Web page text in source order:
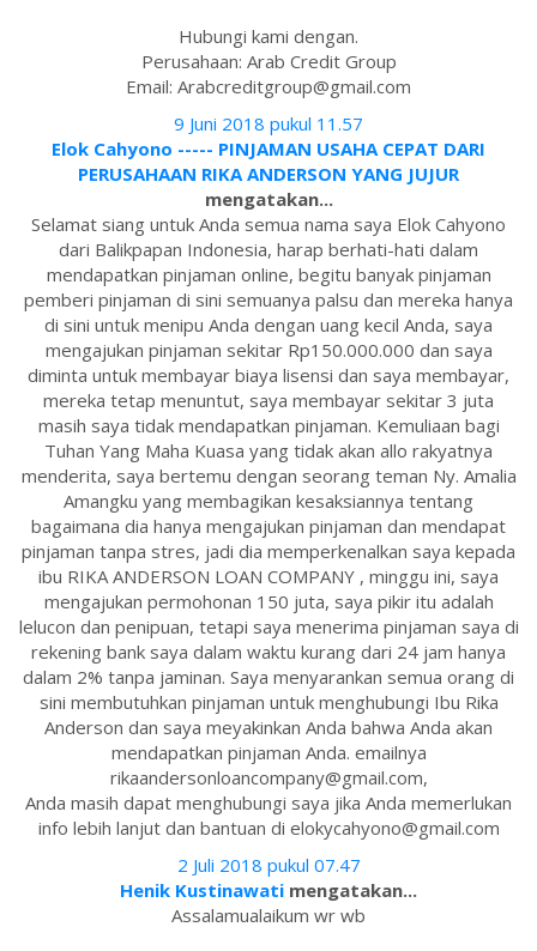
Hubungi kami dengan.
Perusahaan: Arab Credit Group
Email: Arabcreditgroup@gmail.com
9 Juni 2018 pukul 11.57
Elok Cahyono ----- PINJAMAN USAHA CEPAT DARI
PERUSAHAAN RIKA ANDERSON YANG JUJUR
mengatakan...
Selamat siang untuk Anda semua nama saya Elok Cahyono
dari Balikpapan Indonesia, harap berhati-hati dalam
mendapatkan pinjaman online, begitu banyak pinjaman
pemberi pinjaman di sini semuanya palsu dan mereka hanya
di sini untuk menipu Anda dengan uang kecil Anda, saya
mengajukan pinjaman sekitar Rp150.000.000 dan saya
diminta untuk membayar biaya lisensi dan saya membayar,
mereka tetap menuntut, saya membayar sekitar 3 juta
masih saya tidak mendapatkan pinjaman. Kemuliaan bagi
Tuhan Yang Maha Kuasa yang tidak akan allo rakyatnya
menderita, saya bertemu dengan seorang teman Ny. Amalia
Amangku yang membagikan kesaksiannya tentang
bagaimana dia hanya mengajukan pinjaman dan mendapat
pinjaman tanpa stres, jadi dia memperkenalkan saya kepada
ibu RIKA ANDERSON LOAN COMPANY , minggu ini, saya
mengajukan permohonan 150 juta, saya pikir itu adalah
lelucon dan penipuan, tetapi saya menerima pinjaman saya di
rekening bank saya dalam waktu kurang dari 24 jam hanya
dalam 2% tanpa jaminan. Saya menyarankan semua orang di
sini membutuhkan pinjaman untuk menghubungi Ibu Rika
Anderson dan saya meyakinkan Anda bahwa Anda akan
mendapatkan pinjaman Anda. emailnya
rikaandersonloancompany@gmail.com,
Anda masih dapat menghubungi saya jika Anda memerlukan
info lebih lanjut dan bantuan di elokycahyono@gmail.com
2 Juli 2018 pukul 07.47
Henik Kustinawati mengatakan...
Assalamualaikum wr wb